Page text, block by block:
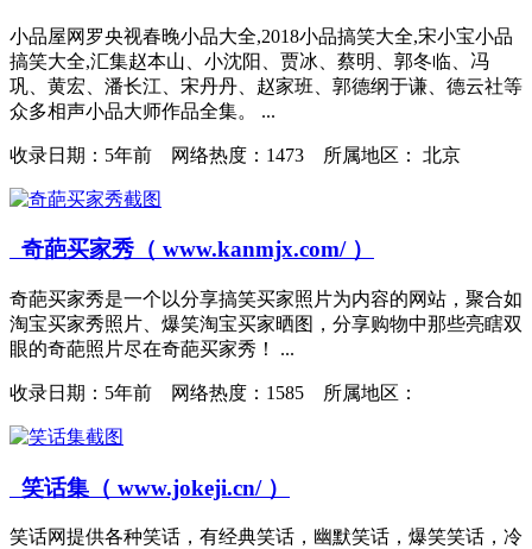
小品屋网罗央视春晚小品大全,2018小品搞笑大全,宋小宝小品
搞笑大全,汇集赵本山、小沈阳、贾冰、蔡明、郭冬临、冯
巩、黄宏、潘长江、宋丹丹、赵家班、郭德纲于谦、德云社等
众多相声小品大师作品全集。 ...
收录日期： 5年前 网络热度：1473 所属地区： 北京
奇葩买家秀（ www.kanmjx.com/ ）
奇葩买家秀是一个以分享搞笑买家照片为内容的网站，聚合如
淘宝买家秀照片、爆笑淘宝买家晒图，分享购物中那些亮瞎双
眼的奇葩照片尽在奇葩买家秀！ ...
收录日期： 5年前 网络热度：1585 所属地区：
笑话集（ www.jokeji.cn/ ）
笑话网提供各种笑话，有经典笑话，幽默笑话，爆笑笑话，冷